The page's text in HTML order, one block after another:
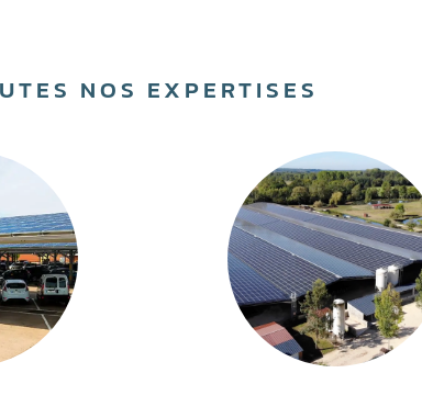
NOS EXPERTISES